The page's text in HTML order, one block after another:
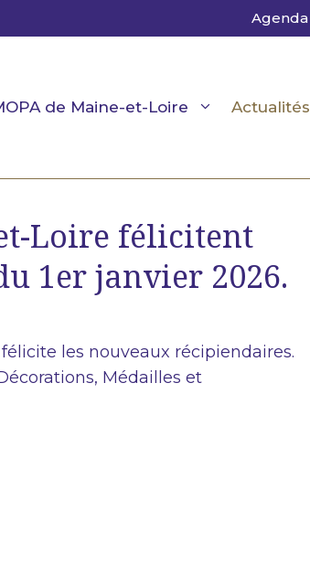
Agenda
de Maine-et-Loire Actualités
Loire félicitent
1er janvier 2026.
félicite les nouveaux récipiendaires.
Médailles et